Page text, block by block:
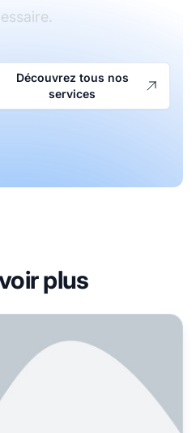
Découvrez tous nos
services
plus